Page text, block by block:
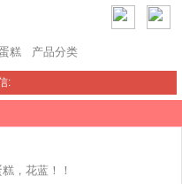
糕 产品分类
: